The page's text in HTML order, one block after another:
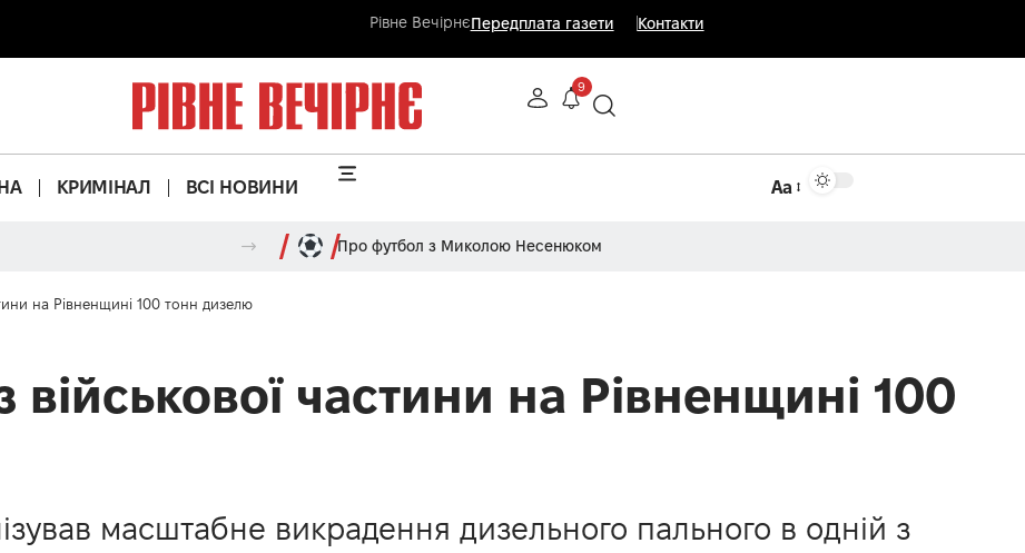
Рівне ВечірнєПередплата газети Контакти
9
КРИМІНАЛ ВСІ НОВИНИ Аа
Про футбол з Миколою Несенюком
на Рівненщині 100 тонн дизелю
частини на Рівненщині 100
масштабне викрадення дизельного пального в одній з